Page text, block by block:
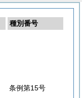
種別番号
条例第15号